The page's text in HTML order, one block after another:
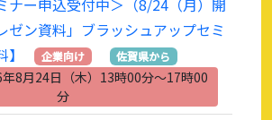
ナー申込受付中＞（8/24（月）開
ゼン資料」ブラッシュアップセミ
企業向け 佐賀県から
8月24日（木）13時00分～17時00
分